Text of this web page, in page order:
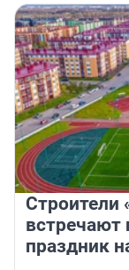
Строители
встречают
праздник